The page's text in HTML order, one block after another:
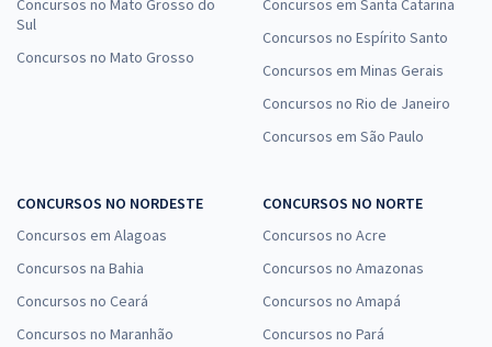
Concursos no Mato Grosso do
Sul
Concursos no Mato Grosso
Concursos em Santa Catarina
Concursos no Espírito Santo
Concursos em Minas Gerais
Concursos no Rio de Janeiro
Concursos em São Paulo
CONCURSOS NO NORDESTE
Concursos em Alagoas
Concursos na Bahia
Concursos no Ceará
Concursos no Maranhão
CONCURSOS NO NORTE
Concursos no Acre
Concursos no Amazonas
Concursos no Amapá
Concursos no Pará